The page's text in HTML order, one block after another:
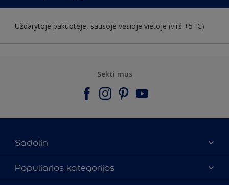
Uždarytoje pakuotėje, sausoje vėsioje vietoje (virš +5 ºC)
Sekti mus
Sadolin
Apie mus
Susisiekti su mumis
Populiarios kategorijos